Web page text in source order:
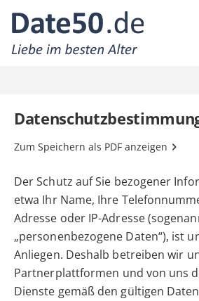
Zum Speichern als PDF anzeigen
Der Schutz auf Sie bezogener
etwa Ihr Name, Ihre
Adresse oder IP-Adresse
„personenbezogene Daten“), ist
Anliegen. Deshalb betreiben wir
Partnerplattformen und von uns
Dienste gemäß den gültigen